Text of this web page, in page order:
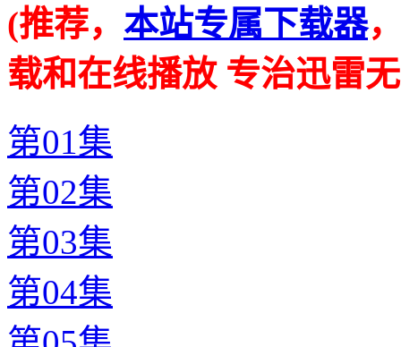
(推荐， 本站专属下载器
载和在线播放 专治迅雷
第01集
第02集
第03集
第04集